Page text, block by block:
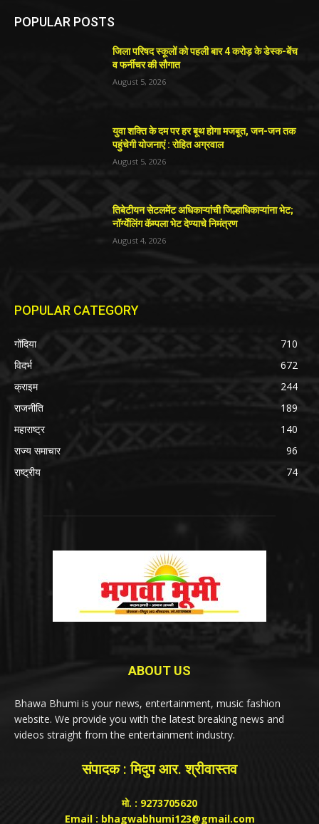
POPULAR POSTS
जिला परिषद स्कूलों को पहली बार 4 करोड़ के डेस्क-बेंच
व फर्नीचर की सौगात
August 5, 2026
युवा शक्ति के दम पर हर बूथ होगा मजबूत, जन-जन तक
पहुंचेगी योजनाएं : रोहित अग्रवाल
August 5, 2026
तिबेटीयन सेटलमेंट अधिकाऱ्यांची जिल्हाधिकाऱ्यांना भेट;
नॉर्ग्येलिंग कॅम्पला भेट देण्याचे निमंत्रण
August 4, 2026
POPULAR CATEGORY
गोंदिया
710
विदर्भ
672
क्राइम
244
राजनीति
189
महाराष्ट्र
140
राज्य समाचार
96
राष्ट्रीय
74
ABOUT US
Bhawa Bhumi is your news, entertainment, music fashion
website. We provide you with the latest breaking news and
videos straight from the entertainment industry.
संपादक : मिदुप आर. श्रीवास्तव
मो. : 9273705620
Email : bhagwabhumi123@gmail.com